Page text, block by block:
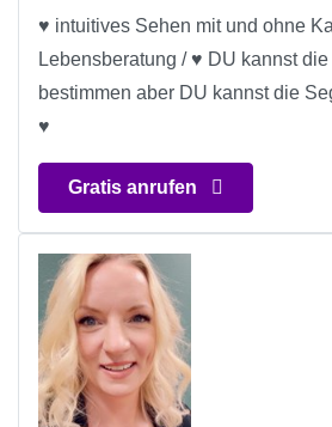
♥ intuitives Sehen mit und ohne
Lebensberatung / ♥ DU kannst
bestimmen aber DU kannst die
♥
Gratis anrufen